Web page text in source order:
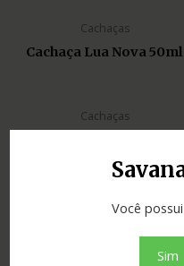
Você
Sim
Cachaças
Cachaça Lua Nova 50ml
Cachaças
Cachaças
Cachaça Lua Nova louça